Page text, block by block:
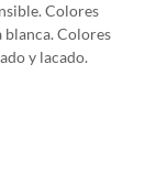
Colores
blanca. Colores
y lacado.